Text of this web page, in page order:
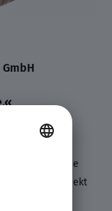
in Dresden,
und im
Bereits Ende
Projekt